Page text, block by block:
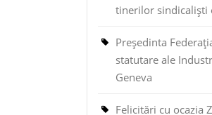
tinerilor sindicaliști
Președinta
statutare ale
Geneva
Felicitări cu ocazia